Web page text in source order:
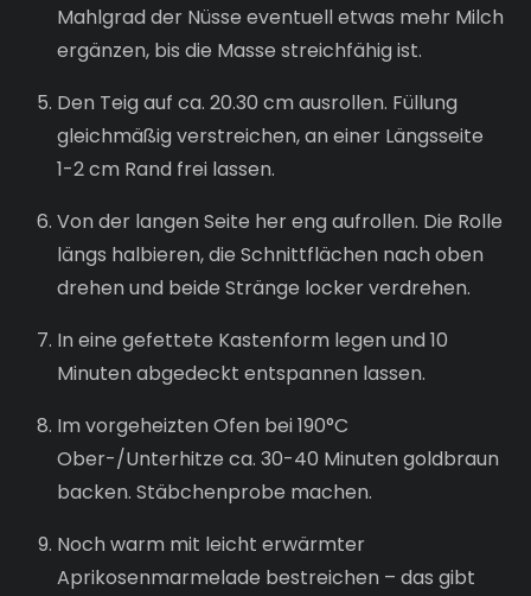
Mahlgrad der Nüsse eventuell etwas mehr Milch
ergänzen, bis die Masse streichfähig ist.
Den Teig auf ca. 20.30 cm ausrollen. Füllung
gleichmäßig verstreichen, an einer Längsseite
1-2 cm Rand frei lassen.
Von der langen Seite her eng aufrollen. Die Rolle
längs halbieren, die Schnittflächen nach oben
drehen und beide Stränge locker verdrehen.
In eine gefettete Kastenform legen und 10
Minuten abgedeckt entspannen lassen.
Im vorgeheizten Ofen bei 190°C
Ober-/Unterhitze ca. 30-40 Minuten goldbraun
backen. Stäbchenprobe machen.
Noch warm mit leicht erwärmter
Aprikosenmarmelade bestreichen – das gibt